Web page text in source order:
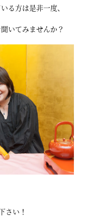
る方は是非一度、
いてみませんか？
さい！